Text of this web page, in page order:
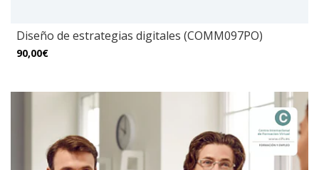
Diseño de estrategias digitales (COMM097PO)
90,00€